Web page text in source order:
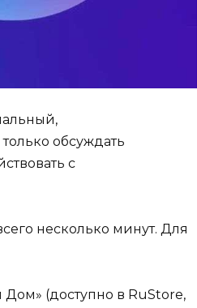
обсуждать
с
несколько минут. Для
Дом» (доступно в RuStore,